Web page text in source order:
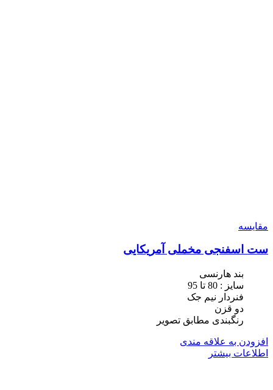
مقایسه
ست اسفنجی مخملی آمریکایی
بند هارنسی
سایز : 80 تا 95
فنردار نیم جک
دو قزن
رنگبندی مطابق تصویر
افزودن به علاقه مندی
اطلاعات بیشتر